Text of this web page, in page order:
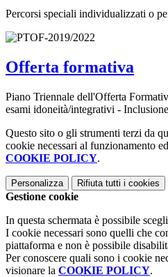
Percorsi speciali individualizzati o
Offerta formativa
Piano Triennale dell'Offerta
esami idoneità/integrativi - Inclusione
Questo sito o gli strumenti terzi da
cookie necessari al funzionamento
COOKIE POLICY.
Personalizza Rifiuta tutti i cookies
Gestione cookie
In questa schermata è possibile
I cookie necessari sono quelli che
piattaforma e non è possibile
Per conoscere quali sono i cookie
visionare la COOKIE POLICY.